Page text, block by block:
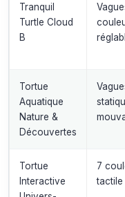
Tranquil
Turtle Cloud
B
Tortue
Aquatique
Nature &
Découvertes
Tortue
Interactive
7
tactile